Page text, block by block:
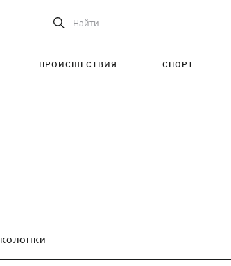
Найти
ПРОИСШЕСТВИЯ СПОРТ
КОЛОНКИ